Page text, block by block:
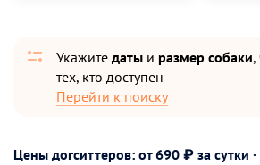
Укажите даты и размер собаки
тех, кто доступен
Перейти к поиску
Цены догситтеров: от 690 ₽ за сутки